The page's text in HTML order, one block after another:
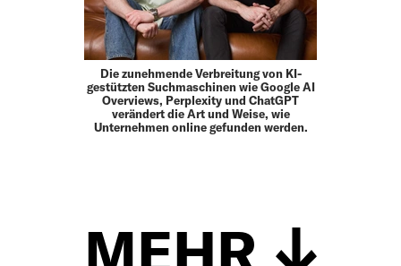
Die zunehmende Verbreitung von KI-
gestützten Suchmaschinen wie Google AI
Overviews, Perplexity und ChatGPT
verändert die Art und Weise, wie
Unternehmen online gefunden werden.
MEHR